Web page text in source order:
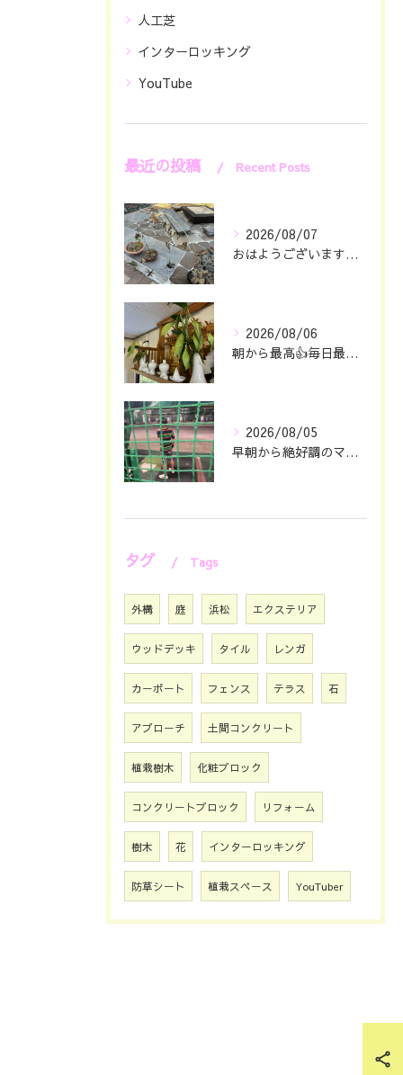
人工芝
インターロッキング
YouTube
最近の投稿 Recent Posts
2026/08/07
おはようございます🖐️😊
2026/08/06
朝から最高👍毎日最幸の😁マツジン社長でございます🤗
2026/08/05
早朝から絶好調のマツジン社長でございます✌️😁
タグ Tags
外構 庭 浜松 エクステリア
ウッドデッキ タイル レンガ
カーポート フェンス テラス 石
アプローチ 土間コンクリート
植栽樹木 化粧ブロック
コンクリートブロック リフォーム
樹木 花 インターロッキング
防草シート 植栽スペース YouTuber